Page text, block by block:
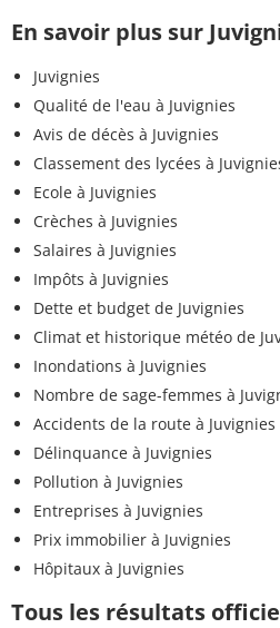
En savoir plus sur
Juvignies
Qualité de l'eau à Juvignies
Avis de décès à Juvignies
Classement des lycées à
Ecole à Juvignies
Crèches à Juvignies
Salaires à Juvignies
Impôts à Juvignies
Dette et budget de Juvignies
Climat et historique météo de
Inondations à Juvignies
Nombre de sage-femmes à
Accidents de la route à Juvignies
Délinquance à Juvignies
Pollution à Juvignies
Entreprises à Juvignies
Prix immobilier à Juvignies
Hôpitaux à Juvignies
Tous les résultats